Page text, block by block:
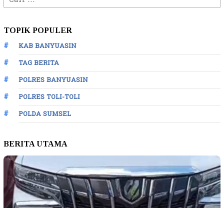
untuk:
TOPIK POPULER
KAB BANYUASIN
TAG BERITA
POLRES BANYUASIN
POLRES TOLI-TOLI
POLDA SUMSEL
BERITA UTAMA